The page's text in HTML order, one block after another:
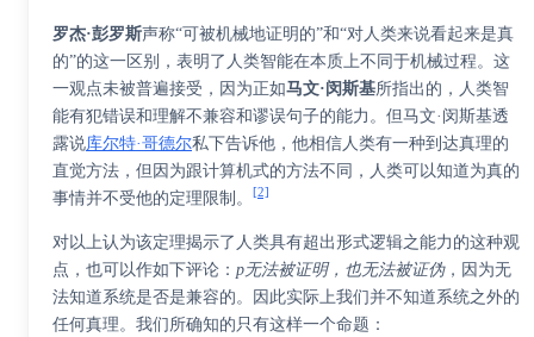
罗杰·彭罗斯声称“可被机械地证明的”和“对人类来说看起来是真
的”的这一区别，表明了人类智能在本质上不同于机械过程。这
一观点未被普遍接受，因为正如马文·闵斯基所指出的，人类智
能有犯错误和理解不兼容和谬误句子的能力。但马文·闵斯基透
露说 库尔特·哥德尔私下告诉他，他相信人类有一种到达真理的
直觉方法，但因为跟计算机式的方法不同，人类可以知道为真的
事情并不受他的定理限制。
[2]
对以上认为该定理揭示了人类具有超出形式逻辑之能力的这种观
点，也可以作如下评论： p无法被证明，也无法被证伪，因为无
法知道系统是否是兼容的。因此实际上我们并不知道系统之外的
任何真理。我们所确知的只有这样一个命题：